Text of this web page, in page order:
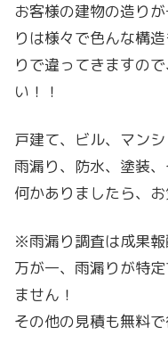
お客様の建物の造り
りは様々で色んな構
りで違ってきますの
い！！
戸建て、ビル、マン
雨漏り、防水、塗装
何かありましたら、
※雨漏り調査は成果報
万が一、雨漏りが特
ません！
その他の見積も無料